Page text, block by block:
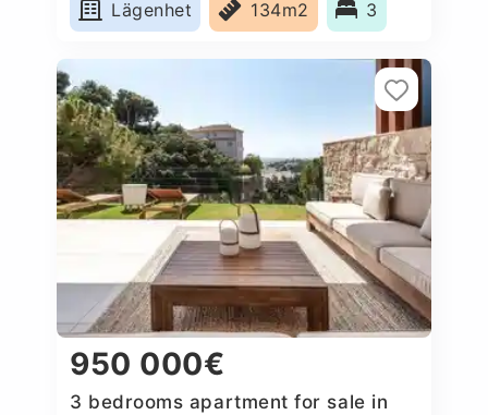
Lägenhet 134m2 3
950 000€
3 bedrooms apartment for sale in